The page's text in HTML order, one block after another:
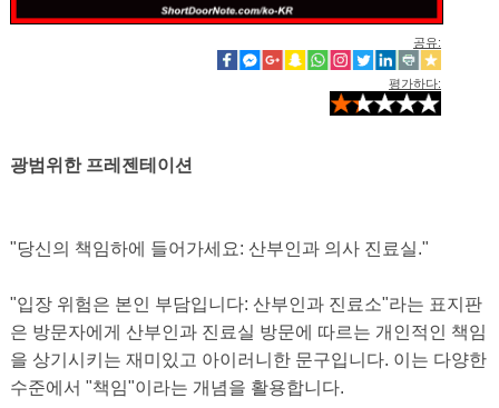
공유:
평가하다:
광범위한 프레젠테이션
"당신의 책임하에 들어가세요: 산부인과 의사 진료실."
"입장 위험은 본인 부담입니다: 산부인과 진료소"라는 표지판
은 방문자에게 산부인과 진료실 방문에 따르는 개인적인 책임
을 상기시키는 재미있고 아이러니한 문구입니다. 이는 다양한
수준에서 "책임"이라는 개념을 활용합니다.